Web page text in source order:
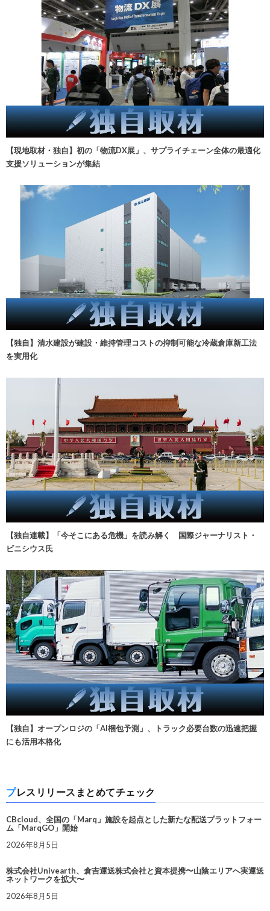
【現地取材・独自】初の「物流DX展」、サプライチェーン全体の最適化
支援ソリューションが集結
【独自】清水建設が建設・維持管理コストの抑制可能な冷蔵倉庫新工法
を実用化
【独自連載】「今そこにある危機」を読み解く 国際ジャーナリスト・
ビニシウス氏
【独自】オープンロジの「AI梱包予測」、トラック必要台数の迅速把握
にも活用本格化
プレスリリースまとめてチェック
CBcloud、全国の「Marq」施設を起点とした新たな配送プラットフォー
ム「MarqGO」開始
2026年8月5日
株式会社Univearth、倉吉運送株式会社と資本提携〜山陰エリアへ実運送
ネットワークを拡大〜
2026年8月5日